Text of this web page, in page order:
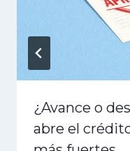
¿Avance o
abre el